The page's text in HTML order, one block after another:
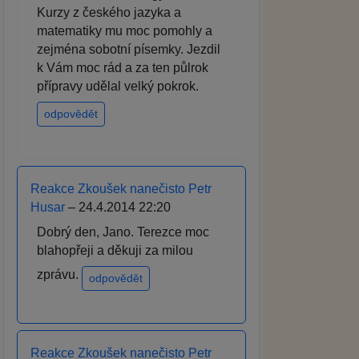
Kurzy z českého jazyka a
matematiky mu moc pomohly a
zejména sobotní písemky. Jezdil
k Vám moc rád a za ten půlrok
přípravy udělal velký pokrok.
odpovědět
Reakce Zkoušek nanečisto Petr
Husar – 24.4.2014 22:20
Dobrý den, Jano. Terezce moc
blahopřeji a děkuji za milou
zprávu.
odpovědět
Reakce Zkoušek nanečisto Petr